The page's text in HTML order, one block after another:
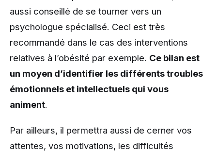
aussi conseillé de se tourner vers un
psychologue spécialisé. Ceci est très
recommandé dans le cas des interventions
relatives à l’obésité par exemple. Ce bilan est
un moyen d’identifier les différents troubles
émotionnels et intellectuels qui vous
animent.
Par ailleurs, il permettra aussi de cerner vos
attentes, vos motivations, les difficultés